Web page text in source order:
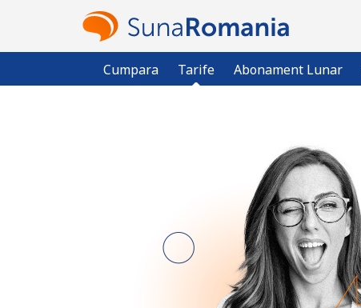
Cumpara Tarife Abonament Lunar